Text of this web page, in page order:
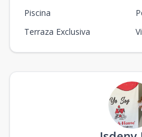
Piscina
Terraza Exclusiva